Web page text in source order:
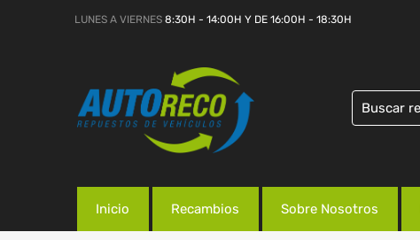
LUNES A VIERNES 8:30H - 14:00H Y DE 16:00H - 18:30H
Inicio Recambios Sobre Nosotros